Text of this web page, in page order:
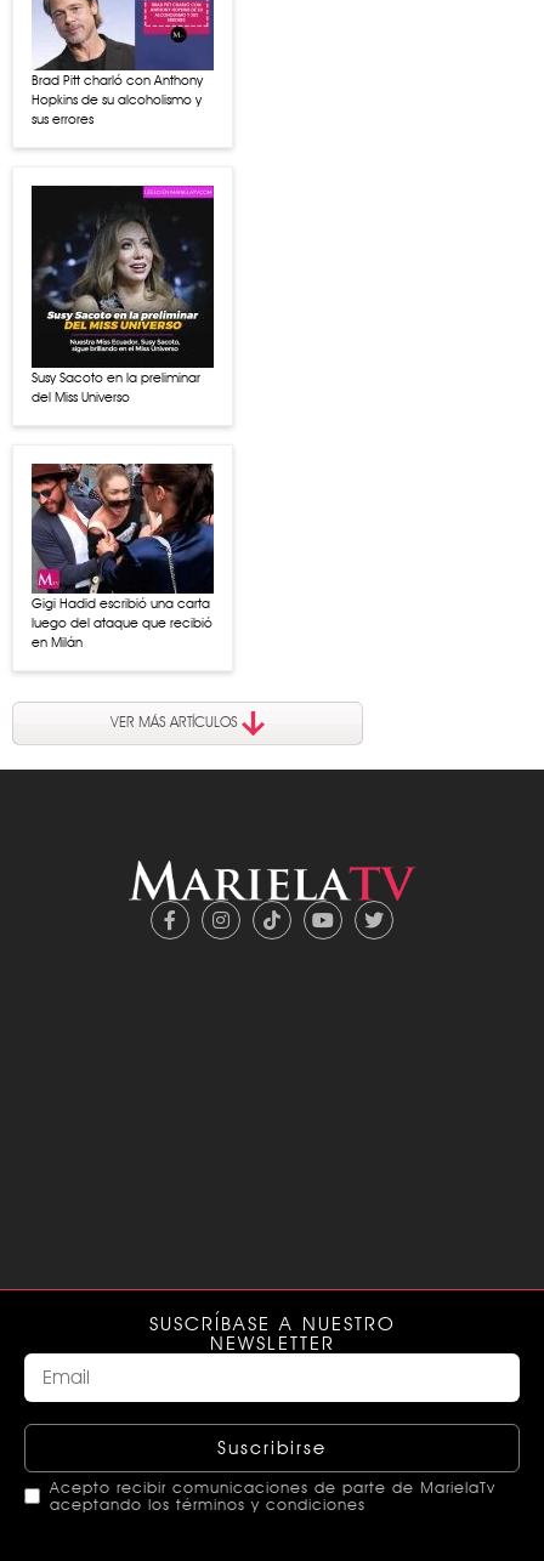
Brad Pitt charló con Anthony
Hopkins de su alcoholismo y
sus errores
Susy Sacoto en la preliminar
del Miss Universo
Gigi Hadid escribió una carta
luego del ataque que recibió
en Milán
VER MÁS ARTÍCULOS
SUSCRÍBASE A NUESTRO
NEWSLETTER
Suscribirse
Acepto recibir comunicaciones de parte de MarielaTv
aceptando los términos y condiciones